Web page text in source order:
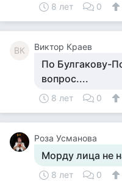
8 лет 0
ВК Виктор Краев
По Булгакову-
вопрос....
8 лет 0
Роза Усманова
Морду лица не
8 лет 0